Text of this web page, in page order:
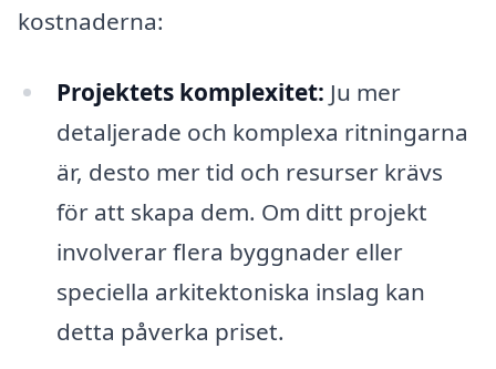
kostnaderna:
Projektets komplexitet: Ju mer
detaljerade och komplexa ritningarna
är, desto mer tid och resurser krävs
för att skapa dem. Om ditt projekt
involverar flera byggnader eller
speciella arkitektoniska inslag kan
detta påverka priset.